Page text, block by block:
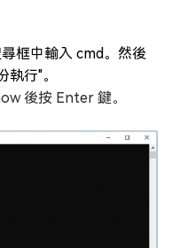
框中輸入 cmd。然後
行"。
後按 Enter 鍵。